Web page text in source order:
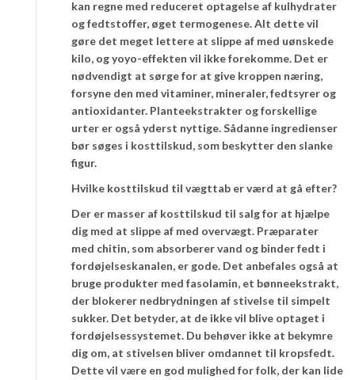
kan regne med reduceret optagelse af kulhydrater
og fedtstoffer, øget termogenese. Alt dette vil
gøre det meget lettere at slippe af med uønskede
kilo, og yoyo-effekten vil ikke forekomme. Det er
nødvendigt at sørge for at give kroppen næring,
forsyne den med vitaminer, mineraler, fedtsyrer og
antioxidanter. Planteekstrakter og forskellige
urter er også yderst nyttige. Sådanne ingredienser
bør søges i kosttilskud, som beskytter den slanke
figur.
Hvilke kosttilskud til vægttab er værd at gå efter?
Der er masser af kosttilskud til salg for at hjælpe
dig med at slippe af med overvægt. Præparater
med chitin, som absorberer vand og binder fedt i
fordøjelseskanalen, er gode. Det anbefales også at
bruge produkter med fasolamin, et bønneekstrakt,
der blokerer nedbrydningen af stivelse til simpelt
sukker. Det betyder, at de ikke vil blive optaget i
fordøjelsessystemet. Du behøver ikke at bekymre
dig om, at stivelsen bliver omdannet til kropsfedt.
Dette vil være en god mulighed for folk, der kan lide